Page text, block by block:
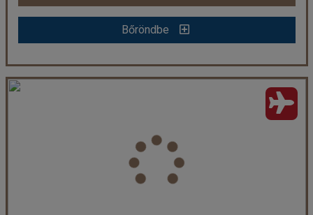
Bőröndbe
Bőröndbe
Falcon Hills Hotel ***
Sharm El Sheikh
Utazás módja:
Repülővel
Ellátás:
Félpanzió
Szálláskategória:Hotel ***